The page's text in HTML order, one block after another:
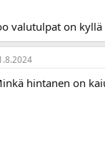
valutulpat on
hintanen on